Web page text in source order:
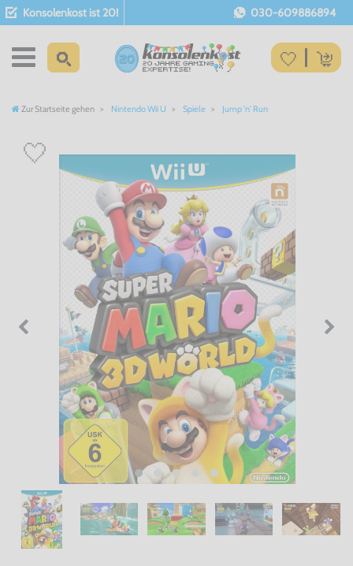
Konsolenkost ist 20! 030-609886894
Zur Startseite gehen Nintendo Wii U Spiele Jump 'n' Run